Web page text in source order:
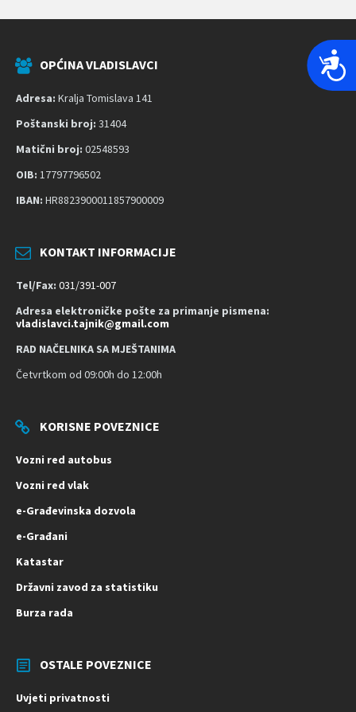
P
r
OPĆINA VLADISLAVCI
Adresa: Kralja Tomislava 141
Poštanski broj: 31404
Matični broj: 02548593
OIB: 17797796502
IBAN: HR8823900011857900009
KONTAKT INFORMACIJE
Tel/Fax: 031/391-007
Adresa elektroničke pošte za primanje pismena:
vladislavci.tajnik@gmail.com
RAD NAČELNIKA SA MJEŠTANIMA
Četvrtkom od 09:00h do 12:00h
KORISNE POVEZNICE
Vozni red autobus
Vozni red vlak
e-Građevinska dozvola
e-Građani
Katastar
Državni zavod za statistiku
Burza rada
OSTALE POVEZNICE
Uvjeti privatnosti